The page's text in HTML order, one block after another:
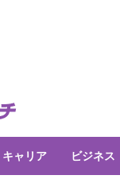
キャリア ビジネス